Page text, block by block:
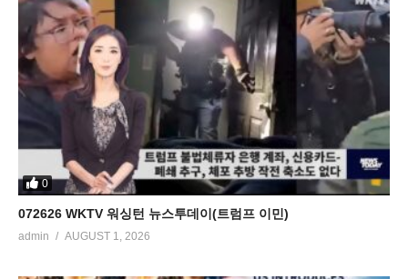
0
072626 WKTV 워싱턴 뉴스투데이(트럼프 이민)
admin AUGUST 1, 2026